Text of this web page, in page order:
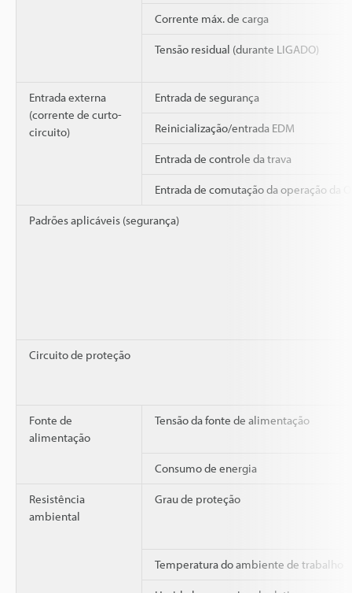
Corrente máx. de carga
Tensão residual (durante LIGADO)
Entrada externa
(corrente de curto-
circuito)
Entrada de segurança
Reinicialização/entrada EDM
Entrada de controle da trava
Entrada de comutação da operação da
Padrões aplicáveis (segurança)
Circuito de proteção
Fonte de
alimentação
Tensão da fonte de alimentação
Consumo de energia
Resistência
ambiental
Grau de proteção
Temperatura do ambiente de trabalho